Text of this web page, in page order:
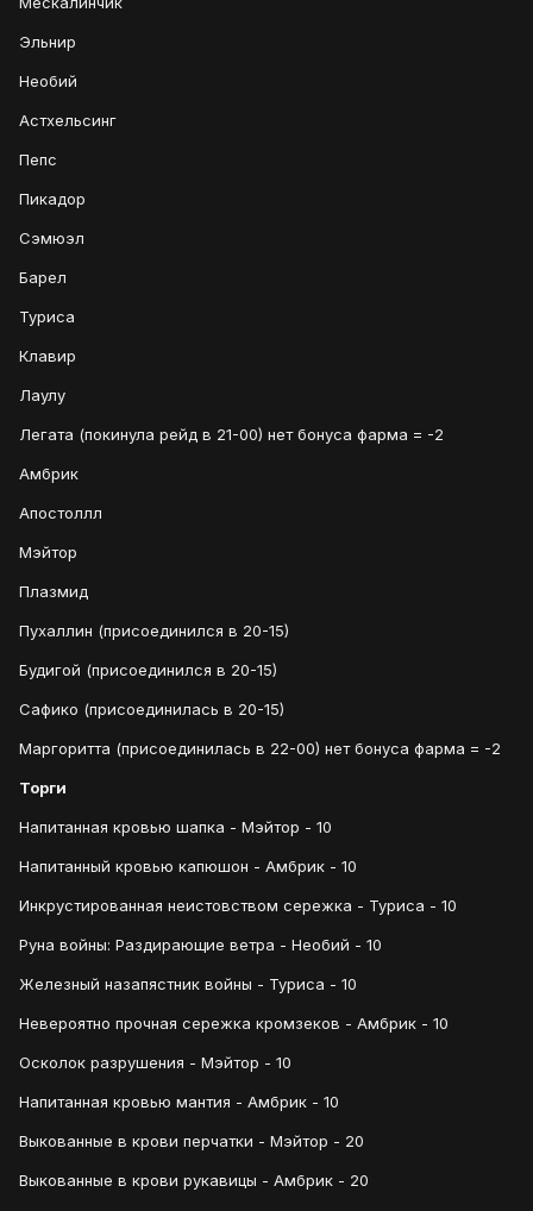
Эльнир
Необий
Астхельсинг
Пепс
Пикадор
Сэмюэл
Барел
Туриса
Клавир
Лаулу
Легата (покинула рейд в 21-00) нет бонуса фарма = -2
Амбрик
Апостоллл
Мэйтор
Плазмид
Пухаллин (присоединился в 20-15)
Будигой (присоединился в 20-15)
Сафико (присоединилась в 20-15)
Маргоритта (присоединилась в 22-00) нет бонуса фарма = -2
Торги
Напитанная кровью шапка - Мэйтор - 10
Напитанный кровью капюшон - Амбрик - 10
Инкрустированная неистовством сережка - Туриса - 10
Руна войны: Раздирающие ветра - Необий - 10
Железный назапястник войны - Туриса - 10
Невероятно прочная сережка кромзеков - Амбрик - 10
Осколок разрушения - Мэйтор - 10
Напитанная кровью мантия - Амбрик - 10
Выкованные в крови перчатки - Мэйтор - 20
Выкованные в крови рукавицы - Амбрик - 20